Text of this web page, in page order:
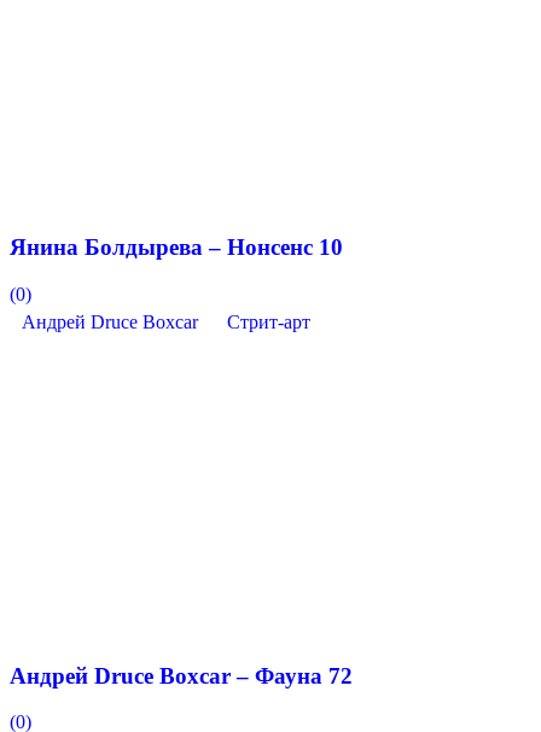
Янина Болдырева – Нонсенс 10
(0)
Андрей Druce Boxcar
Стрит-арт
Андрей Druce Boxcar – Фауна 72
(0)